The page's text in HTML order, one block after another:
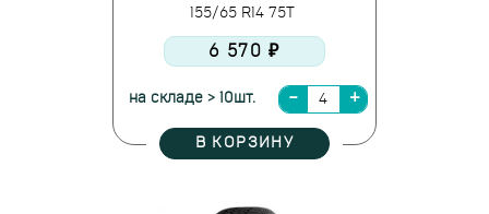
155/65 R14 75T
6 570 ₽
на складе > 10шт.
В КОРЗИНУ